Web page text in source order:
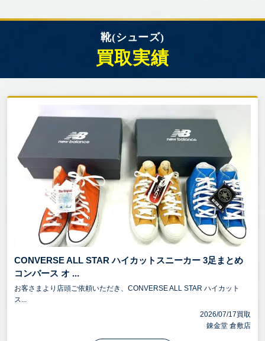
靴(シューズ)
買取実績
CONVERSE ALL STAR ハイカットスニーカー 3足まとめ
コンバース オ ...
お客さまより店頭ご依頼いただき、CONVERSE ALL STAR ハイカット
ス...
2026/07/17買取
錬金堂 倉敷店